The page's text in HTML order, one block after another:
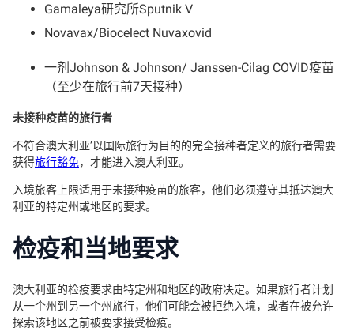
Gamaleya研究所Sputnik V
Novavax/Biocelect Nuvaxovid
一剂Johnson & Johnson/ Janssen-Cilag COVID疫苗
（至少在旅行前7天接种）
未接种疫苗的旅行者
不符合澳大利亚’以国际旅行为目的的完全接种者定义的旅行者需要
获得旅行豁免，才能进入澳大利亚。
入境旅客上限适用于未接种疫苗的旅客，他们必须遵守其抵达澳大
利亚的特定州或地区的要求。
检疫和当地要求
澳大利亚的检疫要求由特定州和地区的政府决定。如果旅行者计划
从一个州到另一个州旅行，他们可能会被拒绝入境，或者在被允许
探索该地区之前被要求接受检疫。